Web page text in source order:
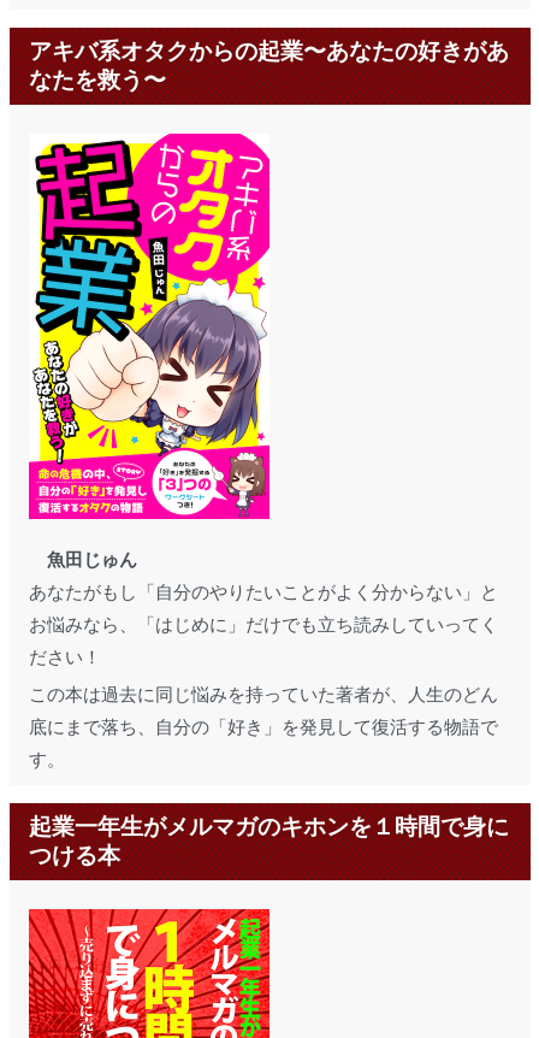
アキバ系オタクからの起業〜あなたの好きがあ
なたを救う〜
魚田じゅん
あなたがもし「自分のやりたいことがよく分からない」と
お悩みなら、「はじめに」だけでも立ち読みしていってく
ださい！
この本は過去に同じ悩みを持っていた著者が、人生のどん
底にまで落ち、自分の「好き」を発見して復活する物語で
す。
起業一年生がメルマガのキホンを１時間で身に
つける本